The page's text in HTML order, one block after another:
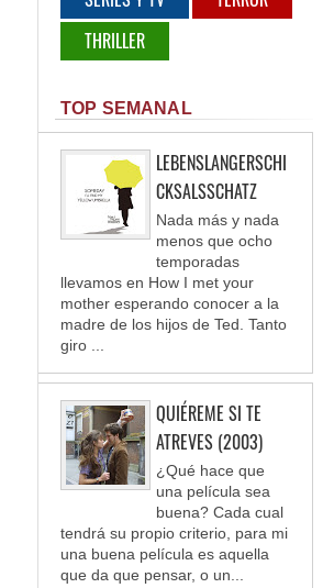
THRILLER
TOP SEMANAL
LEBENSLANGERSCHI
CKSALSSCHATZ
Nada más y nada
menos que ocho
temporadas
llevamos en How I met your
mother esperando conocer a la
madre de los hijos de Ted. Tanto
giro ...
QUIÉREME SI TE
ATREVES (2003)
¿Qué hace que
una película sea
buena? Cada cual
tendrá su propio criterio, para mi
una buena película es aquella
que da que pensar, o un...